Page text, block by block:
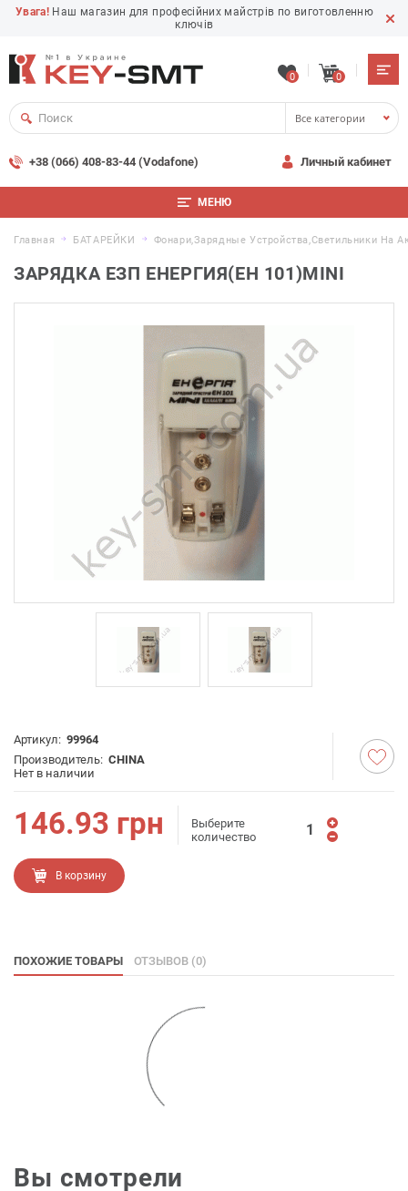
Увага! Наш магазин для професійних майстрів по виготовленню
ключів
0 0
Все категории
+38 (066) 408-83-44 (Vodafone) Личный кабинет
МЕНЮ
Главная БАТАРЕЙКИ Фонари,зарядные Устройства,светильники На
ЗАРЯДКА ЕЗП ЕНЕРГИЯ(ЕН 101)MINI
Артикул: 99964
Производитель: CHINA
Нет в наличии
146.93 грн
Выберите
количество
В корзину
ПОХОЖИЕ ТОВАРЫ ОТЗЫВОВ (0)
Вы смотрели